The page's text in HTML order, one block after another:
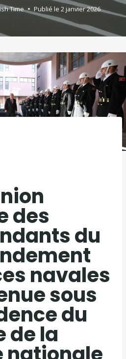
Time Publié le 2 janvier 2026
des
du
navales
sous
du
de la